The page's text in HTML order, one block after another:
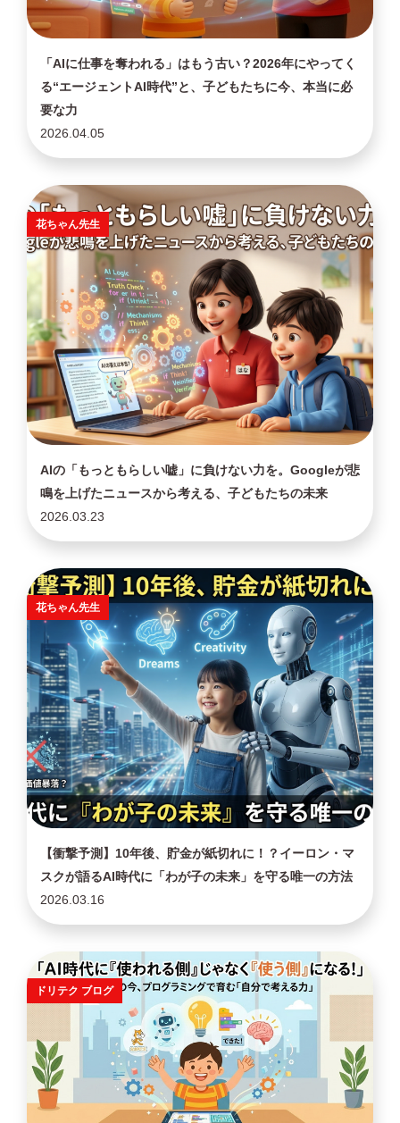
「AIに仕事を奪われる」はもう古い？2026年にやってく
る“エージェントAI時代”と、子どもたちに今、本当に必
要な力
2026.04.05
AIの「もっともらしい嘘」に負けない力を。Googleが悲
鳴を上げたニュースから考える、子どもたちの未来
2026.03.23
花ちゃん先生
【衝撃予測】10年後、貯金が紙切れに！？イーロン・マ
スクが語るAI時代に「わが子の未来」を守る唯一の方法
2026.03.16
花ちゃん先生
ドリテク ブログ